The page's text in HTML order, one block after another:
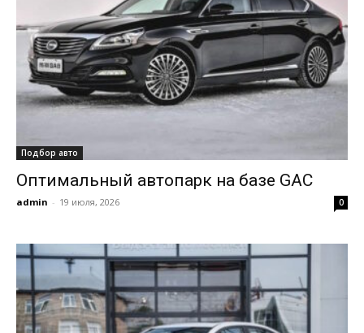
Подбор авто
Оптимальный автопарк на базе GAC
admin - 19 июля, 2026 0